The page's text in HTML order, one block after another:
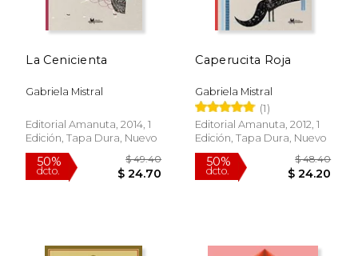
dcto.
12%
dcto.
La Cenicienta
Gabriela Mistral
Editorial Amanuta, 2014, 1
Edición, Tapa Dura, Nuevo
Caperucita Roja
Gabriela Mistral
(1)
Editorial Amanuta, 2012, 1
Edición, Tapa Dura, Nuevo